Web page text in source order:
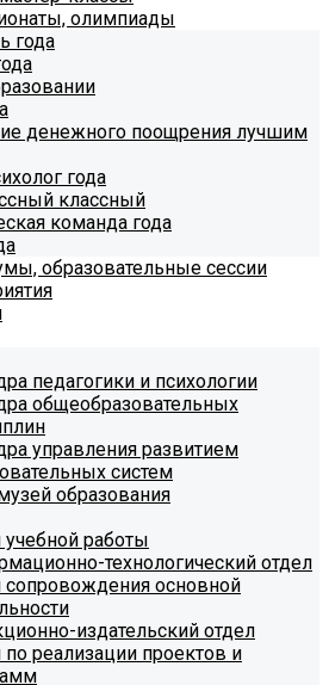
олимпиады
года
денежного поощрения лучшим
года
классный
команда года
образовательные сессии
педагогики и психологии
общеобразовательных
управления развитием
систем
образования
учебной работы
технологический отдел
сопровождения основной
издательский отдел
по реализации проектов и